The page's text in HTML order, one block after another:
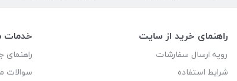
راهنمای خرید از سایت
رویه ارسال سفارشات
شرایط استفاده
خدمات
سوالات